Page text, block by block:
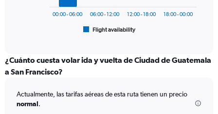
categories.
Range:
The
chart
Flight availability
00:00 - 06:00 06:00 - 12:00 12:00 - 18:00 18:00 - 00:00
¿Cuánto cuesta volar ida y vuelta de Ciudad de Guatemala
a San Francisco?
Actualmente, las tarifas aéreas de esta ruta tienen un precio
normal.